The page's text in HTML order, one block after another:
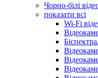
Чорно-білі
показати всі
Wi-Fi